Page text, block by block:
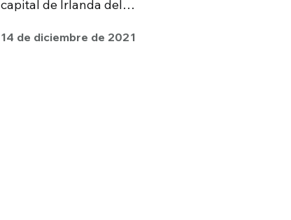
capital de Irlanda del…
14 de diciembre de 2021